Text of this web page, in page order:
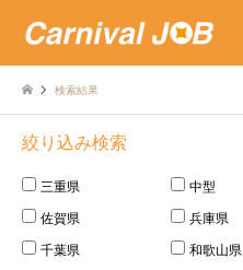
検索結果
絞り込み検索
三重県 中型
佐賀県
兵庫県
千葉県
和歌山県